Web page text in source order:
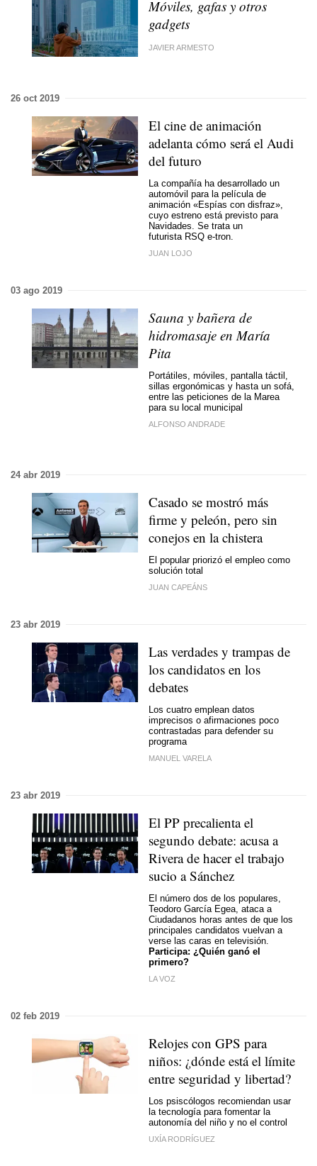
Móviles, gafas y otros
gadgets
JAVIER ARMESTO
26 oct 2019
El cine de animación
adelanta cómo será el Audi
del futuro
La compañía ha desarrollado un
automóvil para la película de
animación «Espías con disfraz»,
cuyo estreno está previsto para
Navidades. Se trata un
futurista RSQ e-tron.
JUAN LOJO
03 ago 2019
Sauna y bañera de
hidromasaje en María
Pita
Portátiles, móviles, pantalla táctil,
sillas ergonómicas y hasta un sofá,
entre las peticiones de la Marea
para su local municipal
ALFONSO ANDRADE
24 abr 2019
Casado se mostró más
firme y peleón, pero sin
conejos en la chistera
El popular priorizó el empleo como
solución total
JUAN CAPEÁNS
23 abr 2019
Las verdades y trampas de
los candidatos en los
debates
Los cuatro emplean datos
imprecisos o afirmaciones poco
contrastadas para defender su
programa
MANUEL VARELA
23 abr 2019
El PP precalienta el
segundo debate: acusa a
Rivera de hacer el trabajo
sucio a Sánchez
El número dos de los populares,
Teodoro García Egea, ataca a
Ciudadanos horas antes de que los
principales candidatos vuelvan a
verse las caras en televisión.
Participa: ¿Quién ganó el
primero?
LA VOZ
02 feb 2019
Relojes con GPS para
niños: ¿dónde está el límite
entre seguridad y libertad?
Los psiscólogos recomiendan usar
la tecnología para fomentar la
autonomía del niño y no el control
UXÍA RODRÍGUEZ